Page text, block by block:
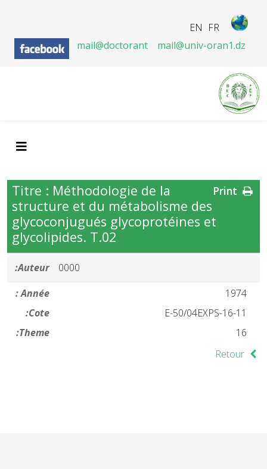
FR
EN
mail@doctorant
mail@univ-oran1.dz
Titre : Méthodologie de la
structure et du métabolisme des
glycoconjugués glycoprotéines et
glycolipides. T.02
Auteur:
0000
Année :
1974
Cote:
16-11-E-50/04EXPS
Theme:
16
Retour